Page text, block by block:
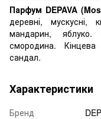
Парфум DEPAVA
деревні, мускусні,
мандарин,
смородина.
сандал.
Характеристики
Бренд